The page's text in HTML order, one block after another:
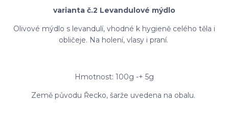
varianta č.2 Levandulové mýdlo
Olivové mýdlo s levandulí, vhodné k hygieně celého těla i
obličeje. Na holení, vlasy i praní.
Hmotnost: 100g -+ 5g
Země původu Řecko, šarže uvedena na obalu.